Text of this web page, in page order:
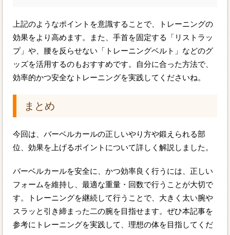
上記のようなポイントを意識することで、トレーニングの
効果をより高めます。また、手首を固定する「リストラッ
プ」や、腰を反らせない「トレーニングベルト」などのグ
ッズを活用するのもおすすめです。自分に合った方法で、
効率的かつ安全なトレーニングを実践してくださいね。
まとめ
今回は、バーベルカールの正しいやり方や鍛えられる部
位、効果を上げるポイントについて詳しく解説しました。
バーベルカールを安全に、かつ効率良く行うには、正しい
フォームを維持し、最適な重量・回数で行うことが大切で
す。トレーニングを継続して行うことで、大きく太い腕や
スラッと引き締まった二の腕を目指せます。ぜひ本記事を
参考にトレーニングを実践して、理想の体を目指してくだ